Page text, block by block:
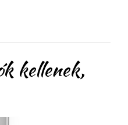
kellenek,